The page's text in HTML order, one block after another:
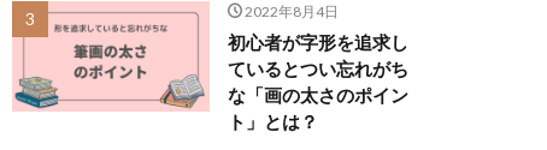
2022年8月4日
初心者が字形を追求し
ているとつい忘れがち
な「画の太さのポイン
ト」とは？